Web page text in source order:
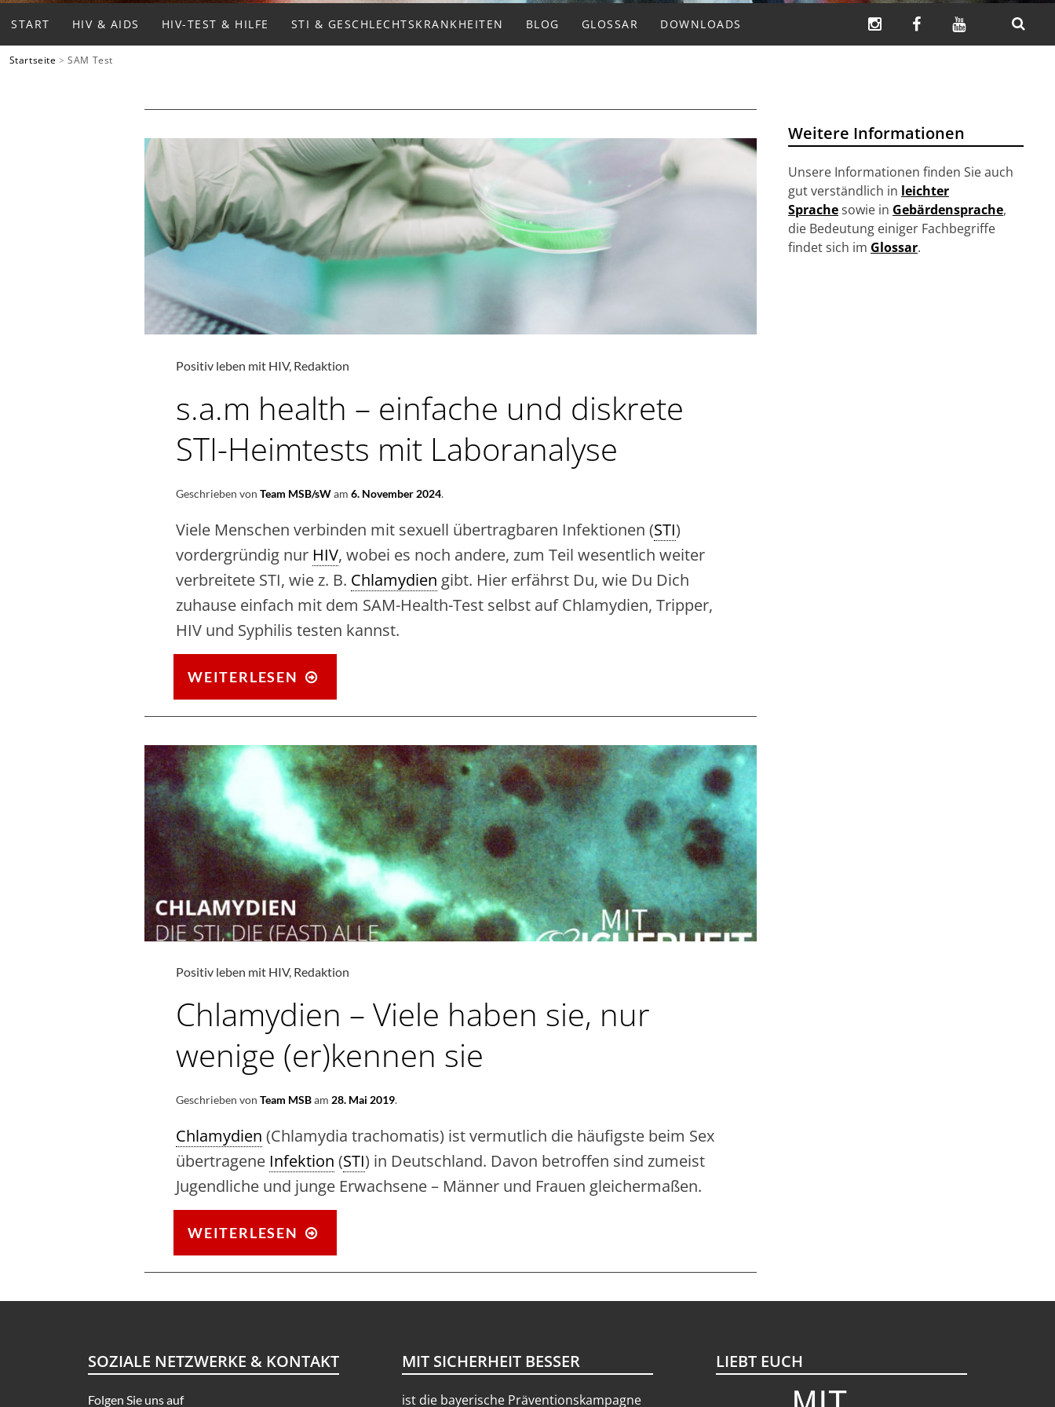
START HIV & AIDS HIV-TEST & HILFE STI & GESCHLECHTSKRANKHEITEN BLOG GLOSSAR DOWNLOADS INSTAGRAMFACEBOOKYOUTUBE
Startseite >SAM Test
Positiv leben mit HIV, Redaktion
s.a.m health – einfache und diskrete
STI-Heimtests mit Laboranalyse
Geschrieben von Team MSB/sWam 6. November 2024.
Viele Menschen verbinden mit sexuell übertragbaren Infektionen (STI)
vordergründig nur HIV, wobei es noch andere, zum Teil wesentlich weiter
verbreitete STI, wie z. B. Chlamydien gibt. Hier erfährst Du, wie Du Dich
zuhause einfach mit dem SAM-Health-Test selbst auf Chlamydien, Tripper,
HIV und Syphilis testen kannst.
WEITERLESEN
HEALTH
–
UND
DISKRETE
STI-
HEIMTESTS
MIT
LABORANALYSE
Positiv leben mit HIV, Redaktion
Chlamydien – Viele haben sie, nur
wenige (er)kennen sie
Geschrieben von Team MSBam 28. Mai 2019.
Chlamydien (Chlamydia trachomatis) ist vermutlich die häufigste beim Sex
übertragene Infektion (STI) in Deutschland. Davon betroffen sind zumeist
Jugendliche und junge Erwachsene – Männer und Frauen gleichermaßen.
WEITERLESEN
–
VIELE
WENIGE
(ER)KENNEN
Weitere Informationen
Unsere Informationen finden Sie auch
gut verständlich in leichter
Sprachesowie in Gebärdensprache,
die Bedeutung einiger Fachbegriffe
findet sich im Glossar.
SOZIALE NETZWERKE & KONTAKT
Folgen Sie uns auf
MIT SICHERHEIT BESSER
ist die bayerische Präventionskampagne
LIEBT EUCH